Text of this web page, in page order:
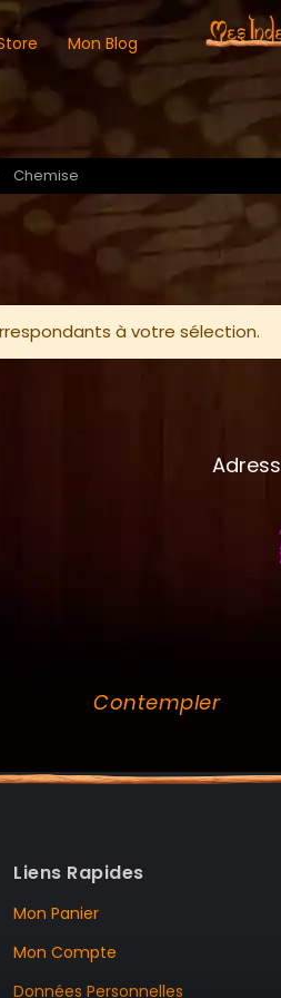
Mon Blog
Chemise
à votre sélection.
Contempler
Liens Rapides
Mon Panier
Mon Compte
Données Personnelles